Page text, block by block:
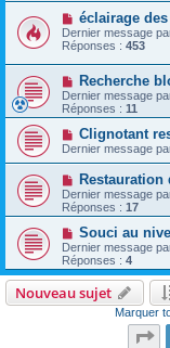
éclairage
Dernier message
Réponses : 453
Recherche
Dernier message
Réponses : 11
Clignotant
Dernier message
Restauration
Dernier message
Réponses : 17
Souci au
Dernier message
Réponses : 4
Nouveau sujet
Marquer